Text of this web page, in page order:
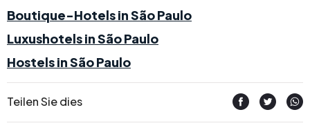
Boutique-Hotels in São Paulo
Luxushotels in São Paulo
Hostels in São Paulo
Teilen Sie dies